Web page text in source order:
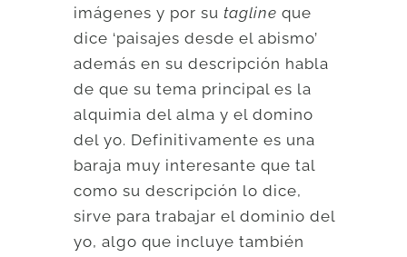
imágenes y por sutagline que
dice ‘paisajes desde el abismo’
además en su descripción habla
de que su tema principal es la
alquimia del alma y el domino
del yo. Definitivamente es una
baraja muy interesante que tal
como su descripción lo dice,
sirve para trabajar el dominio del
yo, algo que incluye también